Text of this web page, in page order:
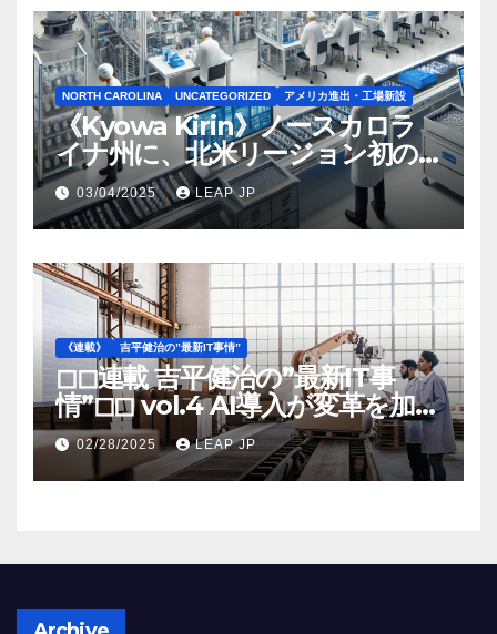
NORTH CAROLINA UNCATEGORIZED アメリカ進出・工場新設
《Kyowa Kirin》ノースカロラ
イナ州に、北米リージョン初の
工場建設を決定
03/04/2025 LEAP JP
《連載》 吉平健治の”最新IT事情”
◻︎◻︎連載 吉平健治の”最新IT事
情”◻︎◻︎ vol.4 AI導入が変革を加速
する米国製造業の最前線
02/28/2025 LEAP JP